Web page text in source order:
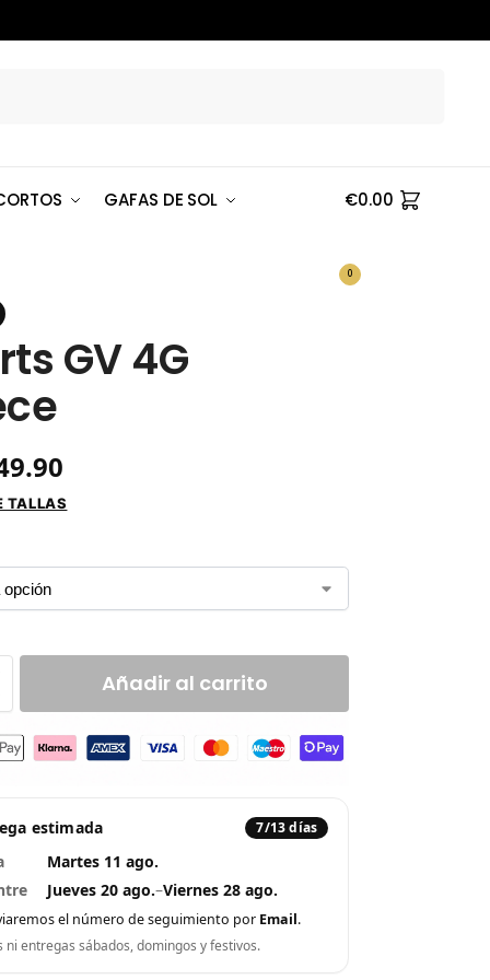
GAFAS DE SOL €0.00
0
GV 4G
TALLAS
Añadir al carrito
estimada 7/13 días
Martes 11 ago.
Jueves 20 ago.–Viernes 28 ago.
el número de seguimiento por Email.
ni entregas sábados, domingos y festivos.